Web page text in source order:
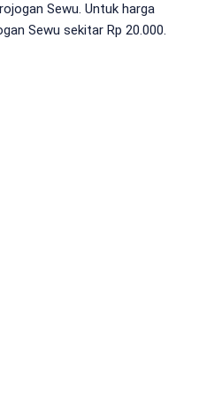
Sewu. Untuk harga
Sewu sekitar Rp 20.000.